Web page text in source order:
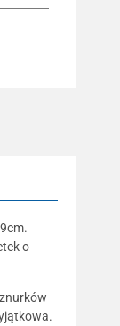
o